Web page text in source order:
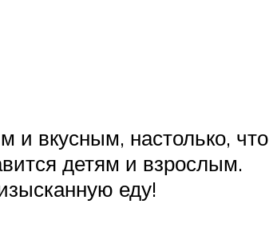
и вкусным, настолько, что
детям и взрослым.
еду!